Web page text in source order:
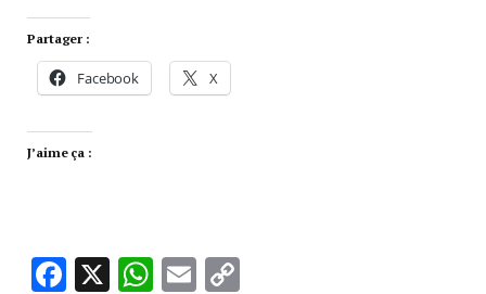
Partager :
Facebook X
J’aime ça :
Facebook
X WhatsApp
Email